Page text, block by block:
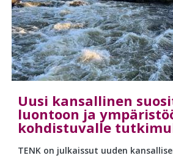
Uusi kansallinen
luontoon ja
kohdistuvalle
TENK on julkaissut uuden